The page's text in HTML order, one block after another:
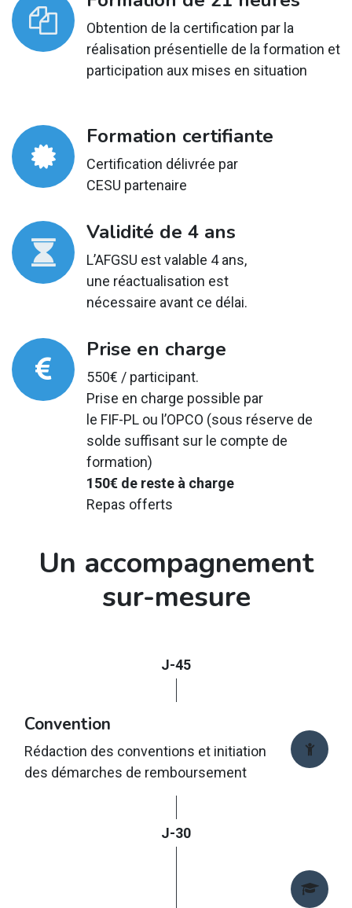
Obtention de la certification par la
réalisation présentielle de la formation et
participation aux mises en situation
Formation certifiante
Certification délivrée par
CESU partenaire
Validité de 4 ans
L’AFGSU est valable 4 ans,
une réactualisation est
nécessaire avant ce délai.
Prise en charge
550€ / participant.
Prise en charge possible par
le FIF-PL ou l’OPCO (sous réserve de
solde suffisant sur le compte de
formation)
150€ de reste à charge
Repas offerts
Un accompagnement
sur-mesure
J-45
Convention
Rédaction des conventions et initiation
des démarches de remboursement
J-30